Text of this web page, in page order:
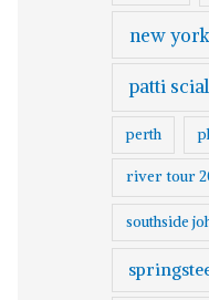
new york
patti
perth
river tour
southside